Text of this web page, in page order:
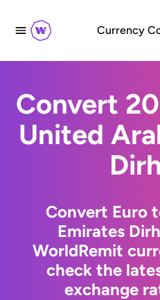
Currency
Convert
United
Convert Euro
Emirates
WorldRemit
check the
exchange